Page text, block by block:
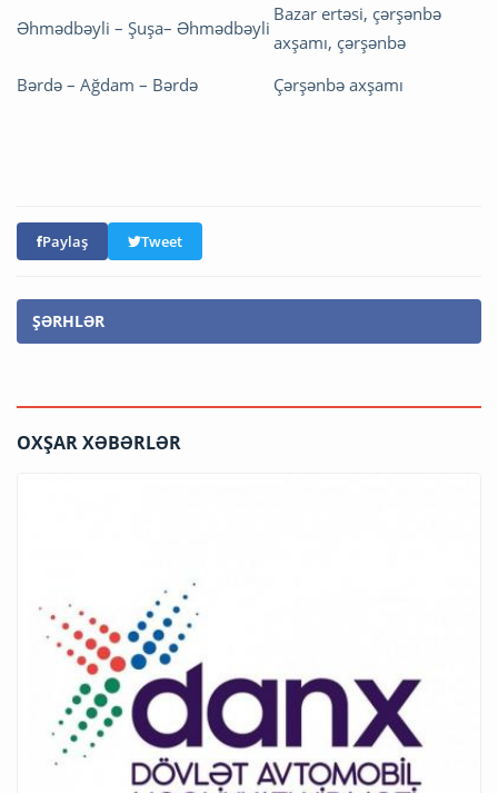
Əhmədbəyli – Şuşa– Əhmədbəyli
Bazar ertəsi, çərşənbə
axşamı, çərşənbə
Bərdə – Ağdam – Bərdə
Çərşənbə axşamı
Paylaş Tweet
ŞƏRHLƏR
OXŞAR XƏBƏRLƏR